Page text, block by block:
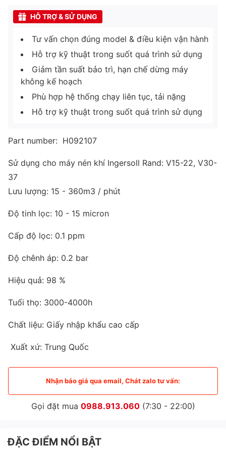
HỖ TRỢ & SỬ DỤNG
Tư vấn chọn đúng model & điều kiện vận hành
Hỗ trợ kỹ thuật trong suốt quá trình sử dụng
Giảm tần suất bảo trì, hạn chế dừng máy
không kế hoạch
Phù hợp hệ thống chạy liên tục, tải nặng
Hỗ trợ kỹ thuật trong suốt quá trình sử dụng
Part number: H092107
Sử dụng cho máy nén khí Ingersoll Rand: V15-22, V30-
37
Lưu lượng: 15 - 360m3 / phút
Độ tinh lọc: 10 - 15 micron
Cấp độ lọc: 0.1 ppm
Độ chênh áp: 0.2 bar
Hiệu quả: 98 %
Tuổi thọ: 3000-4000h
Chất liệu: Giấy nhập khẩu cao cấp
Xuất xứ: Trung Quốc
Nhận báo giá qua email, Chát zalo tư vấn:
Gọi đặt mua 0988.913.060(7:30 - 22:00)
ĐẶC ĐIỂM NỔI BẬT